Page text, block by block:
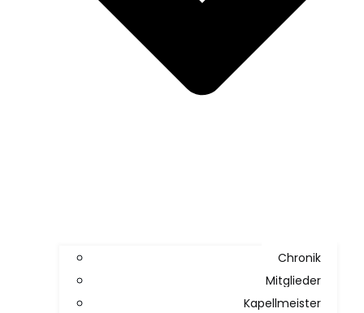
Chronik
Mitglieder
Kapellmeister